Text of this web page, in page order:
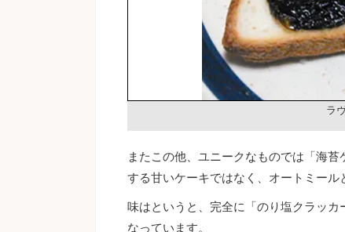
ラ
またこの他、ユニークなものでは「海
する甘いケーキではなく、オートミール
味はというと、完全に「のり塩クラッ
なっています。